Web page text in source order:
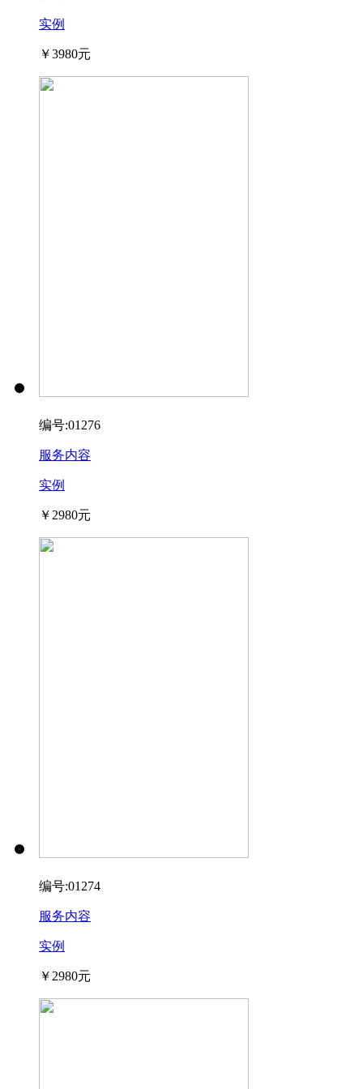
实例
￥3980元
编号:01276
服务内容
实例
￥2980元
编号:01274
服务内容
实例
￥2980元